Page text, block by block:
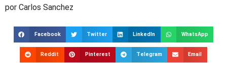
por Carlos Sanchez
Facebook Twitter LinkedIn WhatsApp
Reddit Pinterest Telegram Email